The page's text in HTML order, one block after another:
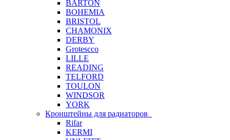
BARTON
BOHEMIA
BRISTOL
CHAMONIX
DERBY
Grotescco
LILLE
READING
TELFORD
TOULON
WINDSOR
YORK
Кронштейны для радиаторов
Rifar
KERMI